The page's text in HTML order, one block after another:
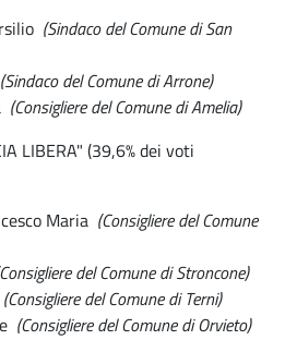
(Sindaco del Comune di San
(Sindaco del Comune di Arrone)
(Consigliere del Comune di Amelia)
LIBERA" (39,6% dei voti
Maria (Consigliere del Comune
del Comune di Stroncone)
(Consigliere del Comune di Terni)
(Consigliere del Comune di Orvieto)